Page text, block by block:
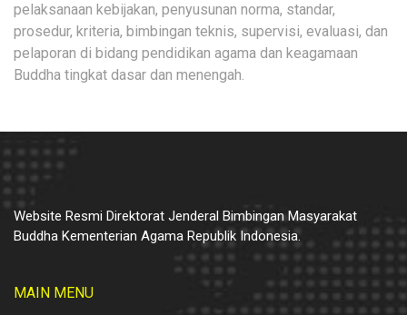
pelaksanaan kebijakan, penyusunan norma, standar,
prosedur, kriteria, bimbingan teknis, supervisi, evaluasi, dan
pelaporan di bidang pendidikan agama dan keagamaan
Buddha tingkat dasar dan menengah.
Website Resmi Direktorat Jenderal Bimbingan Masyarakat
Buddha Kementerian Agama Republik Indonesia.
MAIN MENU